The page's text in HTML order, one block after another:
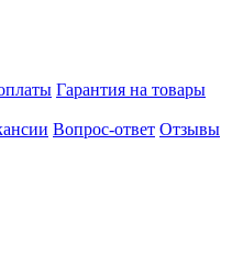
Гарантия на товары
Вопрос-ответ Отзывы